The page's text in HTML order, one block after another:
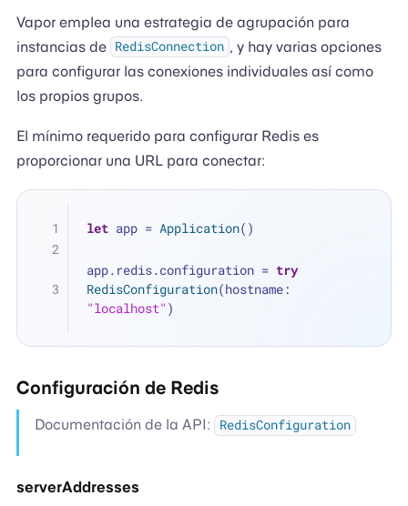
Vapor emplea una estrategia de agrupación para
instancias de RedisConnection , y hay varias opciones
para configurar las conexiones individuales así como
los propios grupos.
El mínimo requerido para configurar Redis es
proporcionar una URL para conectar:
let app = Application()
app.redis.configuration = try
RedisConfiguration
"localhost" )
Configuración de Redis
Documentación de la API: RedisConfiguration
serverAddresses